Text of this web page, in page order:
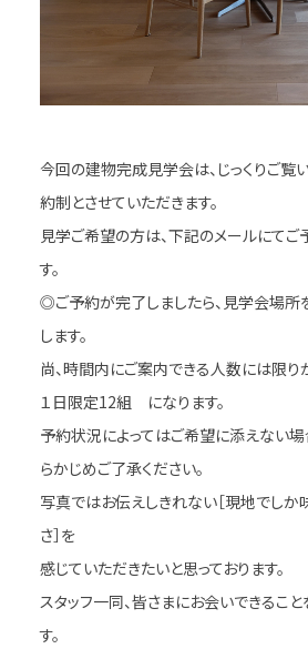
今回の建物完成見学会は、じっくりご覧
約制とさせていただきます。
見学ご希望の方は、下記のメールにてご
す。
◎ご予約が完了しましたら、見学会場所
します。
尚、時間内にご案内できる人数には限り
１日限定12組 になります。
予約状況によってはご希望に添えない
らかじめご了承ください。
写真ではお伝えしきれない［現地でし
さ］を
感じていただきたいと思っております。
スタッフ一同、皆さまにお会いできるこ
す。